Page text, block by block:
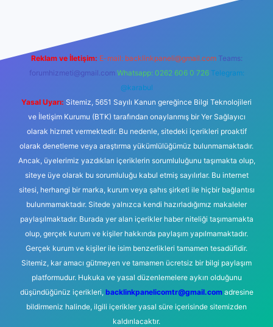
Reklam ve İletişim: E-mail: backlinkpaneli@gmail.com Teams:
forumhizmeti@gmail.com Whatsapp: 0262 606 0 726 Telegram:
@karabul
Yasal Uyarı: Sitemiz, 5651 Sayılı Kanun gereğince Bilgi Teknolojileri
ve İletişim Kurumu (BTK) tarafından onaylanmış bir Yer Sağlayıcı
olarak hizmet vermektedir. Bu nedenle, sitedeki içerikleri proaktif
olarak denetleme veya araştırma yükümlülüğümüz bulunmamaktadır.
Ancak, üyelerimiz yazdıkları içeriklerin sorumluluğunu taşımakta olup,
siteye üye olarak bu sorumluluğu kabul etmiş sayılırlar. Bu internet
sitesi, herhangi bir marka, kurum veya şahıs şirketi ile hiçbir bağlantısı
bulunmamaktadır. Sitede yalnızca kendi hazırladığımız makaleler
paylaşılmaktadır. Burada yer alan içerikler haber niteliği taşımamakta
olup, gerçek kurum ve kişiler hakkında paylaşım yapılmamaktadır.
Gerçek kurum ve kişiler ile isim benzerlikleri tamamen tesadüfidir.
Sitemiz, kar amacı gütmeyen ve tamamen ücretsiz bir bilgi paylaşım
platformudur. Hukuka ve yasal düzenlemelere aykırı olduğunu
düşündüğünüz içerikleri, backlinkpanelicomtr@gmail.comadresine
bildirmeniz halinde, ilgili içerikler yasal süre içerisinde sitemizden
kaldırılacaktır.